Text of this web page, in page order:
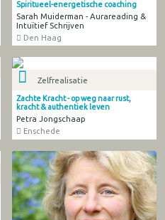
Spiritueel-energetische coaching
Sarah Muiderman - Aurareading &
Intuïtief Schrijven
Den Haag
Zelfrealisatie
Zachte Kracht - op weg naar rust,
kracht & authentiek leven
Petra Jongschaap
Enschede